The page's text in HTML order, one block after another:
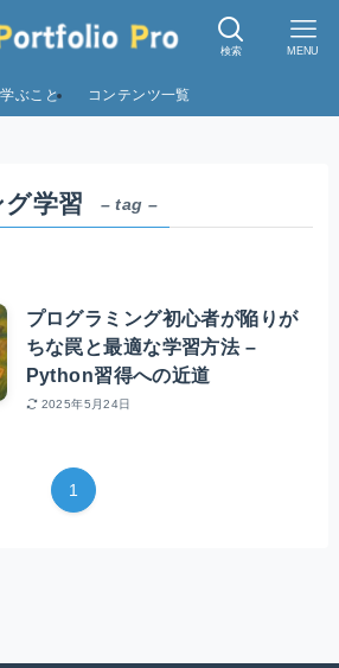
検索 MENU
ぶこと コンテンツ一覧
学習 – tag –
プログラミング初心者が陥りが
ちな罠と最適な学習方法 –
Python習得への近道
2025年5月24日
1